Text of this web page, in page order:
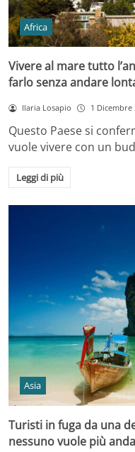
Africa
Vivere al mare tutto
farlo senza andare
Ilaria Losapio 1 Dicembre
Questo Paese si
vuole vivere con un
Leggi di più
Asia
Turisti in fuga da una
nessuno vuole più